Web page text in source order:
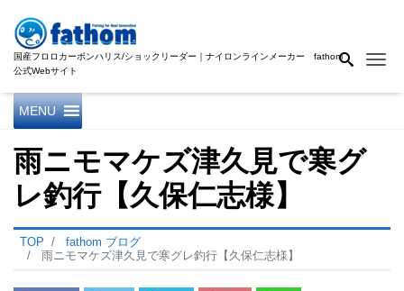
国産フロロカーボンハリス/ショックリーダー｜ナイロンラインメーカー fathom
公式Webサイト
MENU
雨ニモマケズ津久見で寒グ
レ釣行【久保仁志様】
TOP
fathom ブログ
雨ニモマケズ津久見で寒グレ釣行【久保仁志様】